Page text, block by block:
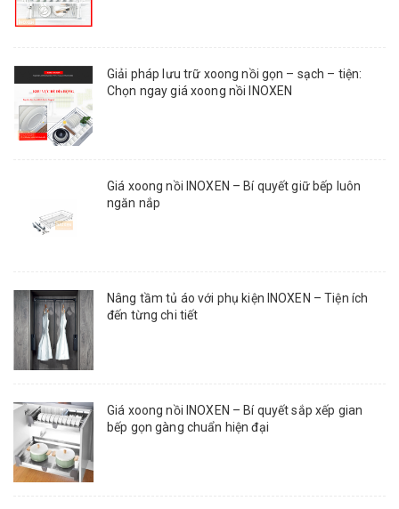
Giải pháp lưu trữ xoong nồi gọn – sạch – tiện:
Chọn ngay giá xoong nồi INOXEN
Giá xoong nồi INOXEN – Bí quyết giữ bếp luôn
ngăn nắp
Nâng tầm tủ áo với phụ kiện INOXEN – Tiện ích
đến từng chi tiết
Giá xoong nồi INOXEN – Bí quyết sắp xếp gian
bếp gọn gàng chuẩn hiện đại